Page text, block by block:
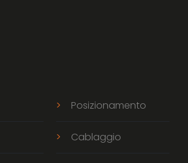
Posizionamento
Cablaggio